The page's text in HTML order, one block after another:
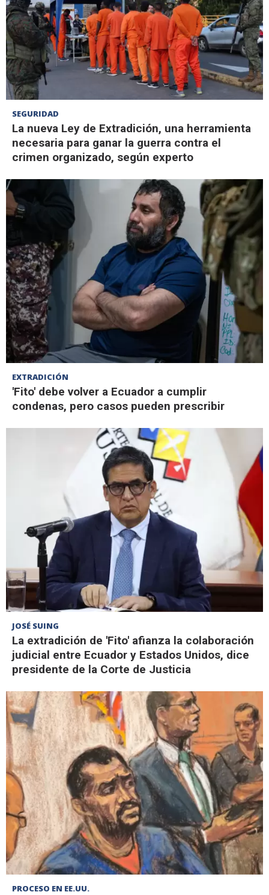
SEGURIDAD
La nueva Ley de Extradición, una herramienta
necesaria para ganar la guerra contra el
crimen organizado, según experto
EXTRADICIÓN
'Fito' debe volver a Ecuador a cumplir
condenas, pero casos pueden prescribir
JOSÉ SUING
La extradición de 'Fito' afianza la colaboración
judicial entre Ecuador y Estados Unidos, dice
presidente de la Corte de Justicia
PROCESO EN EE.UU.